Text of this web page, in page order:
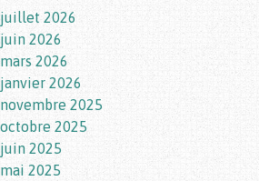
juillet 2026
juin 2026
mars 2026
janvier 2026
novembre 2025
octobre 2025
juin 2025
mai 2025